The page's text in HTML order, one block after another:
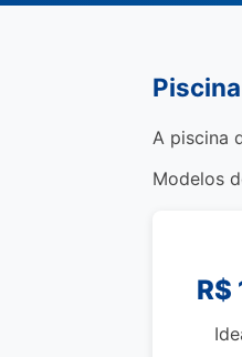
A piscina
Modelos
R$